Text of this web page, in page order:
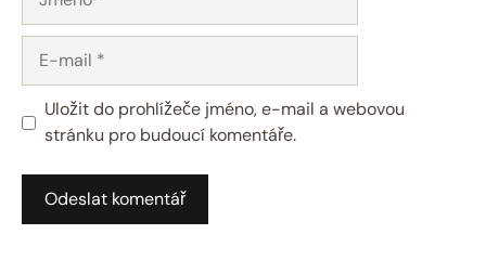
mail
Uložit do prohlížeče jméno, e-mail a webovou
stránku pro budoucí komentáře.